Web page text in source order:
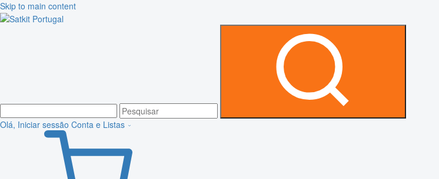
Skip to main content
Olá, Iniciar sessão Conta e Listas